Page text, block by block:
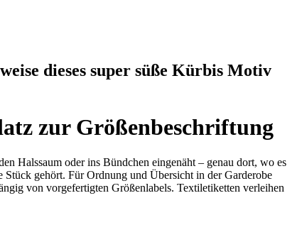
dieses super süße Kürbis Motiv
zur Größenbeschriftung
Halssaum oder ins Bündchen eingenäht – genau dort, wo es
Stück gehört. Für Ordnung und Übersicht in der Garderobe
von vorgefertigten Größenlabels. Textiletiketten verleihen